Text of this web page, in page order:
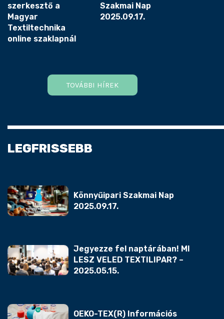
szerkesztő a
Magyar
Textiltechnika
online szaklapnál
Szakmai Nap
2025.09.17.
TOVÁBBI HÍREK
LEGFRISSEBB
Könnyűipari Szakmai Nap
2025.09.17.
Jegyezze fel naptárában! MI
LESZ VELED TEXTILIPAR? –
2025.05.15.
OEKO-TEX(R) Információs